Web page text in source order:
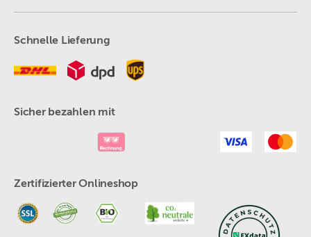
Schnelle Lieferung
Sicher bezahlen mit
Zertifizierter Onlineshop